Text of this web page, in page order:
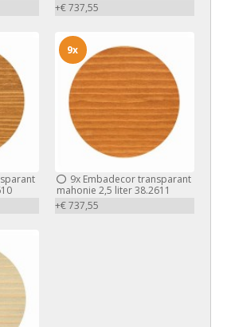
+€ 737,55
9xEmbadecor transparant
mahonie 2,5 liter 38.2611
+€ 737,55
9x